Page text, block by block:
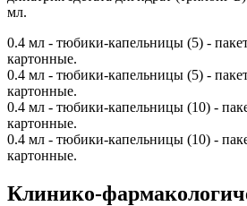
мл.
0.4 мл - тюбики-капельницы (5) -
картонные.
0.4 мл - тюбики-капельницы (5) -
картонные.
0.4 мл - тюбики-капельницы (10) -
картонные.
0.4 мл - тюбики-капельницы (10) -
картонные.
Клинико-